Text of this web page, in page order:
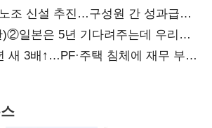
조 신설 추진…구성원 간 성과급
일본은 5년 기다려주는데 우리는
으론 부족한 코스닥 구하기
새 3배↑…PF·주택 침체에 재무 부담